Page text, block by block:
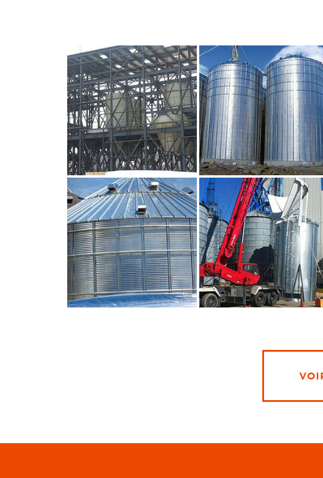
CLIQUEZ POUR AGRANDIR CLIQUEZ POUR AGRANDIR